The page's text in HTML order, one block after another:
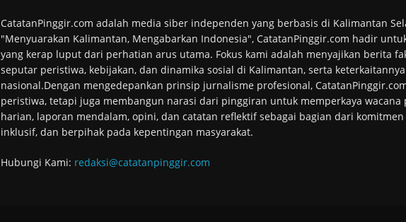
CatatanPinggir.com adalah media siber independen yang berbasis di Kalimantan
"Menyuarakan Kalimantan, Mengabarkan Indonesia", CatatanPinggir.com hadir
yang kerap luput dari perhatian arus utama. Fokus kami adalah menyajikan berita
seputar peristiwa, kebijakan, dan dinamika sosial di Kalimantan, serta
nasional.Dengan mengedepankan prinsip jurnalisme profesional,
peristiwa, tetapi juga membangun narasi dari pinggiran untuk memperkaya
harian, laporan mendalam, opini, dan catatan reflektif sebagai bagian dari
inklusif, dan berpihak pada kepentingan masyarakat.
Hubungi Kami: redaksi@catatanpinggir.com